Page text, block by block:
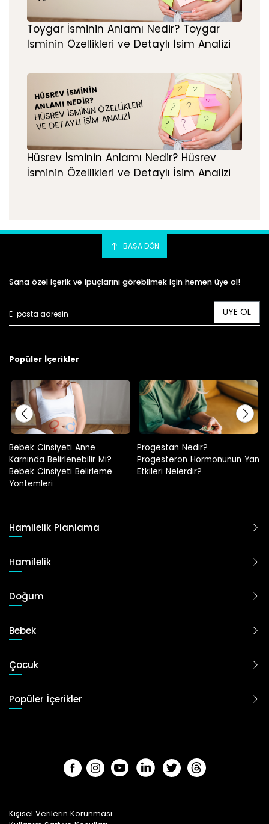
Toygar İsminin Anlamı Nedir? Toygar
İsminin Özellikleri ve Detaylı İsim Analizi
HÜSREV İSMININ
ANLAMI NEDIR?
HÜSREV İSMININ ÖZELLIKLERI
VE DETAYLI İSIM ANALIZI
Hüsrev İsminin Anlamı Nedir? Hüsrev
İsminin Özellikleri ve Detaylı İsim Analizi
BAŞA DÖN
Sana özel içerik ve ipuçlarını görebilmek için hemen üye ol!
ÜYE OL
Popüler İçerikler
Progestan Nedir?
Progesteron Hormonunun Yan
Etkileri Nelerdir?
Hamilelikte Adet Görülür Mü?
Hamilelik Planlama
Hamilelik
Doğum
Bebek
Çocuk
Popüler İçerikler
Kişisel Verilerin Korunması